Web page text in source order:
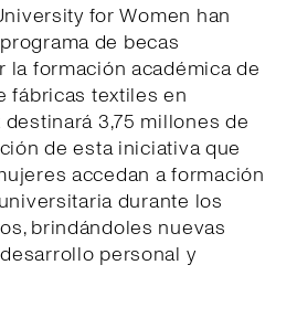
for Women han
de becas
la formación académica de
fábricas textiles en
3,75 millones de
de esta iniciativa que
accedan a formación
durante los
brindándoles nuevas
personal y